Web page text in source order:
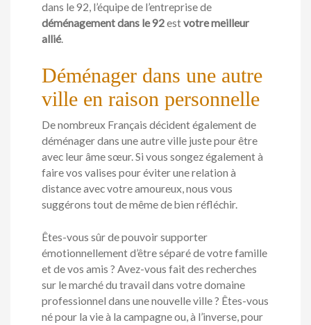
dans le 92, l’équipe de l’entreprise de
déménagement dans le 92estvotre meilleur
allié.
Déménager dans une autre
ville en raison personnelle
De nombreux Français décident également de
déménager dans une autre ville juste pour être
avec leur âme sœur. Si vous songez également à
faire vos valises pour éviter une relation à
distance avec votre amoureux, nous vous
suggérons tout de même de bien réfléchir.
Êtes-vous sûr de pouvoir supporter
émotionnellement d’être séparé de votre famille
et de vos amis ? Avez-vous fait des recherches
sur le marché du travail dans votre domaine
professionnel dans une nouvelle ville ? Êtes-vous
né pour la vie à la campagne ou, à l’inverse, pour